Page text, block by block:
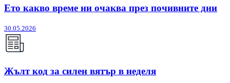
Ето какво време ни очаква през почивните дни
30.05.2026
Жълт код за силен вятър в неделя